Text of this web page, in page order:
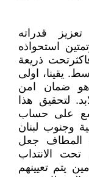
قدراته
استحواذه
ذريعة
يقينا، اولى
هو ضمان امن
لتحقيق هذا
على حساب
وجنوب لبنان
المطاف جعل
الانتداب
يتم تعيينهم